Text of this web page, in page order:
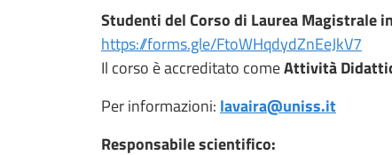
Studenti del Corso di Laurea Magistrale
https://forms.gle/FtoWHqdydZnEeJkV7
Il corso è accreditato comeAttività
Per informazioni: lavaira@uniss.it
Responsabile scientifico: